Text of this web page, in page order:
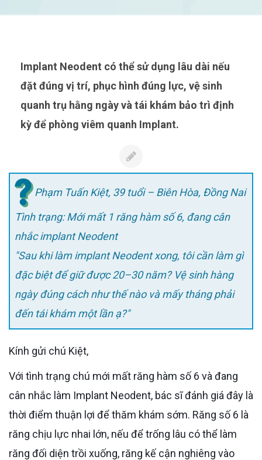
Implant Neodent có thể sử dụng lâu dài nếu
đặt đúng vị trí, phục hình đúng lực, vệ sinh
quanh trụ hằng ngày và tái khám bảo trì định
kỳ để phòng viêm quanh Implant.
Phạm Tuấn Kiệt, 39 tuổi – Biên Hòa, Đồng Nai
Tình trạng: Mới mất 1 răng hàm số 6, đang cân
nhắc implant Neodent
"Sau khi làm implant Neodent xong, tôi cần làm gì
đặc biệt để giữ được 20–30 năm? Vệ sinh hàng
ngày đúng cách như thế nào và mấy tháng phải
đến tái khám một lần ạ?"
Kính gửi chú Kiệt,
Với tình trạng chú mới mất răng hàm số 6 và đang
cân nhắc làm Implant Neodent, bác sĩ đánh giá đây là
thời điểm thuận lợi để thăm khám sớm. Răng số 6 là
răng chịu lực nhai lớn, nếu để trống lâu có thể làm
răng đối diện trồi xuống, răng kế cận nghiêng vào